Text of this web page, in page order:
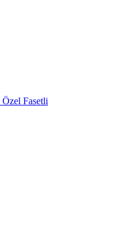
Özel Fasetli